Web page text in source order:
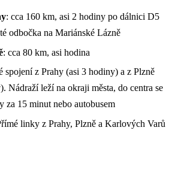
: cca 160 km, asi 2 hodiny po dálnici D5
odbočka na Mariánské Lázně
: cca 80 km, asi hodina
spojení z Prahy (asi 3 hodiny) a z Plzně
Nádraží leží na okraji města, do centra se
za 15 minut nebo autobusem
linky z Prahy, Plzně a Karlových Varů